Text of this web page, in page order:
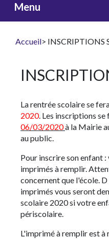
Menu
Accueil> INSCRIPTIONS
La rentrée scolaire se
2020. Les inscriptions
06/03/2020à la Mairie
au public.
Pour inscrire son enfant
imprimés à remplir.
concernent que l'école.
imprimés vous seront
scolaire 2020 si votre
périscolaire.
L'imprimé à remplir est